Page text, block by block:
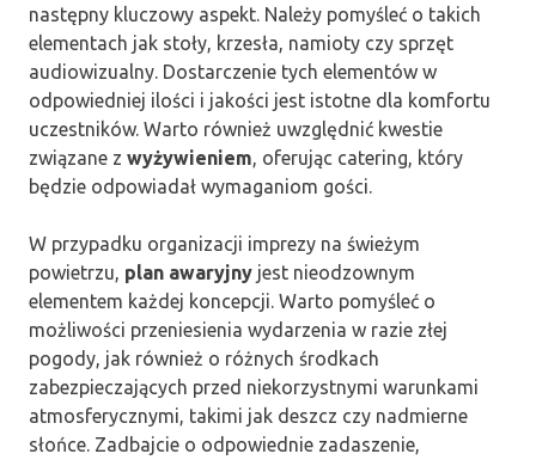
następny kluczowy aspekt. Należy pomyśleć o takich
elementach jak stoły, krzesła, namioty czy sprzęt
audiowizualny. Dostarczenie tych elementów w
odpowiedniej ilości i jakości jest istotne dla komfortu
uczestników. Warto również uwzględnić kwestie
związane z wyżywieniem, oferując catering, który
będzie odpowiadał wymaganiom gości.
W przypadku organizacji imprezy na świeżym
powietrzu, plan awaryjny jest nieodzownym
elementem każdej koncepcji. Warto pomyśleć o
możliwości przeniesienia wydarzenia w razie złej
pogody, jak również o różnych środkach
zabezpieczających przed niekorzystnymi warunkami
atmosferycznymi, takimi jak deszcz czy nadmierne
słońce. Zadbajcie o odpowiednie zadaszenie,